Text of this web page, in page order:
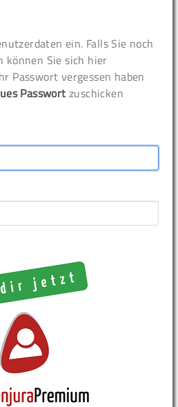
ein. Falls Sie noch
können Sie sich hier
Passwort vergessen haben
Passwort zuschicken